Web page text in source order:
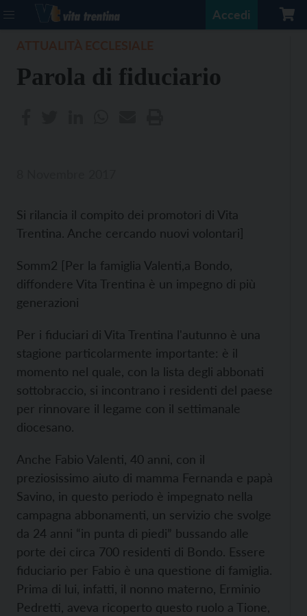
Accedi
Parola di fiduciario
Si rilancia il compito dei promotori di Vita
Trentina. Anche cercando nuovi volontari]
Somm2 [Per la famiglia Valenti,a Bondo,
diffondere Vita Trentina è un impegno di più
generazioni
Per i fiduciari di Vita Trentina l'autunno è una
stagione particolarmente importante: è il
momento nel quale, con la lista degli abbonati
sottobraccio, si incontrano i residenti del paese
per rinnovare il legame con il settimanale
diocesano.
Anche Fabio Valenti, 40 anni, con il
preziosissimo aiuto di mamma Fernanda e papà
Savino, in questo periodo è impegnato nella
campagna abbonamenti, un servizio che svolge
da 24 anni “in punta di piedi” bussando alle
porte dei circa 700 residenti di Bondo. Essere
fiduciario per Fabio è una questione di famiglia.
Prima di lui, infatti, il nonno materno, Erminio
Pedretti, aveva ricoperto questo ruolo a Tione,